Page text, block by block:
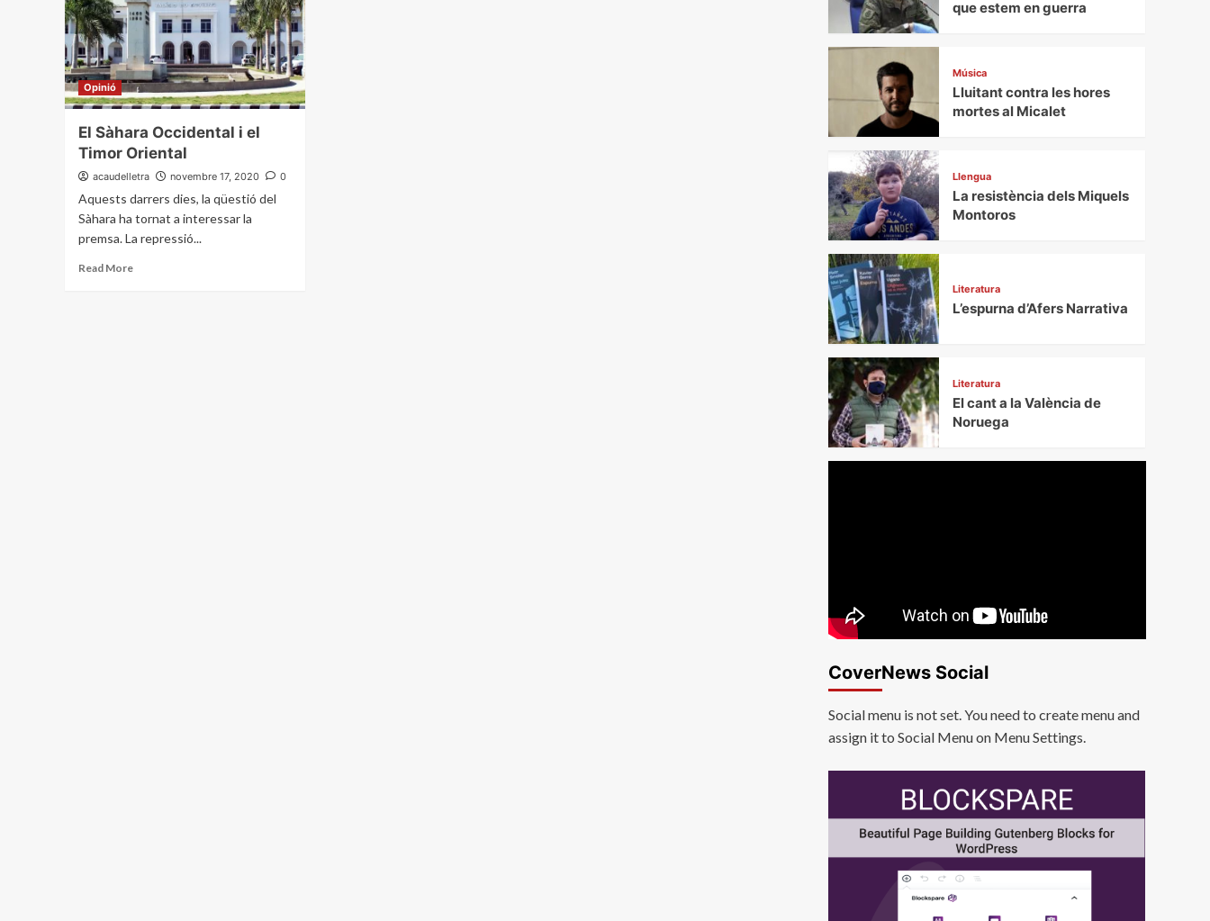
Opinió
El Sàhara Occidental i el
Timor Oriental
acaudelletra novembre 17, 2020 0
Aquests darrers dies, la qüestió del
Sàhara ha tornat a interessar la
premsa. La repressió...
Read More
que estem en guerra
Música
Lluitant contra les hores
mortes al Micalet
Llengua
La resistència dels Miquels
Montoros
Literatura
L’espurna d’Afers Narrativa
Literatura
El cant a la València de
Noruega
CoverNews Social
Social menu is not set. You need to create menu and
assign it to Social Menu on Menu Settings.